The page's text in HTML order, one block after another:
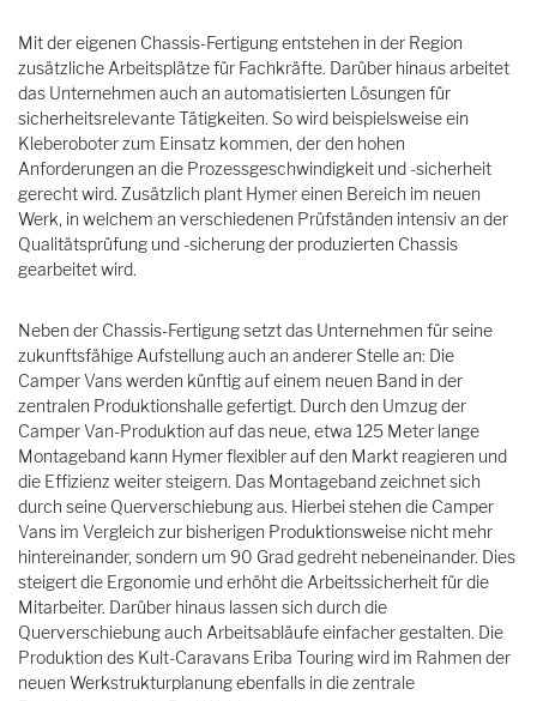
Mit der eigenen Chassis-Fertigung entstehen in der Region
zusätzliche Arbeitsplätze für Fachkräfte. Darüber hinaus arbeitet
das Unternehmen auch an automatisierten Lösungen für
sicherheitsrelevante Tätigkeiten. So wird beispielsweise ein
Kleberoboter zum Einsatz kommen, der den hohen
Anforderungen an die Prozessgeschwindigkeit und -sicherheit
gerecht wird. Zusätzlich plant Hymer einen Bereich im neuen
Werk, in welchem an verschiedenen Prüfständen intensiv an der
Qualitätsprüfung und -sicherung der produzierten Chassis
gearbeitet wird.
Neben der Chassis-Fertigung setzt das Unternehmen für seine
zukunftsfähige Aufstellung auch an anderer Stelle an: Die
Camper Vans werden künftig auf einem neuen Band in der
zentralen Produktionshalle gefertigt. Durch den Umzug der
Camper Van-Produktion auf das neue, etwa 125 Meter lange
Montageband kann Hymer flexibler auf den Markt reagieren und
die Effizienz weiter steigern. Das Montageband zeichnet sich
durch seine Querverschiebung aus. Hierbei stehen die Camper
Vans im Vergleich zur bisherigen Produktionsweise nicht mehr
hintereinander, sondern um 90 Grad gedreht nebeneinander. Dies
steigert die Ergonomie und erhöht die Arbeitssicherheit für die
Mitarbeiter. Darüber hinaus lassen sich durch die
Querverschiebung auch Arbeitsabläufe einfacher gestalten. Die
Produktion des Kult-Caravans Eriba Touring wird im Rahmen der
neuen Werkstrukturplanung ebenfalls in die zentrale